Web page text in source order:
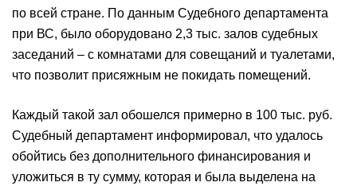
по всей стране. По данным Судебного департамента
при ВС, было оборудовано 2,3 тыс. залов судебных
заседаний – с комнатами для совещаний и туалетами,
что позволит присяжным не покидать помещений.
Каждый такой зал обошелся примерно в 100 тыс. руб.
Судебный департамент информировал, что удалось
обойтись без дополнительного финансирования и
уложиться в ту сумму, которая и была выделена на